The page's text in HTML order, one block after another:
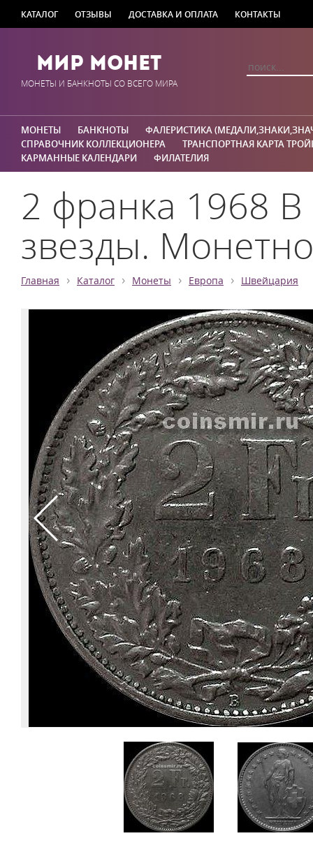
КАТАЛОГ ОТЗЫВЫ ДОСТАВКА И ОПЛАТА КОНТАКТЫ
Мир Монет
МОНЕТЫ И БАНКНОТЫ СО ВСЕГО МИРА
МОНЕТЫ БАНКНОТЫ
ФАЛЕРИСТИКА
СПРАВОЧНИК КОЛЛЕКЦИОНЕРА
ТРАНСПОРТНАЯ КАРТА
КАРМАННЫЕ КАЛЕНДАРИ
ФИЛАТЕЛИЯ
2 франка 1968
звезды.
Главная › Каталог › Монеты › Европа › Швейцария